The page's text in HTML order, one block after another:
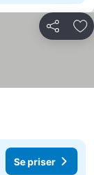
Del
Se priser